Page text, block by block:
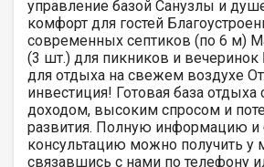
управление базой Санузлы и
комфорт для гостей
современных септиков (по 6 м)
(3 шт.) для пикников и вечеринок
для отдыха на свежем воздухе
инвестиция! Готовая база
доходом, высоким спросом и
развития. Полную информацию и
консультацию можно получить у
связавшись с нами по телефону